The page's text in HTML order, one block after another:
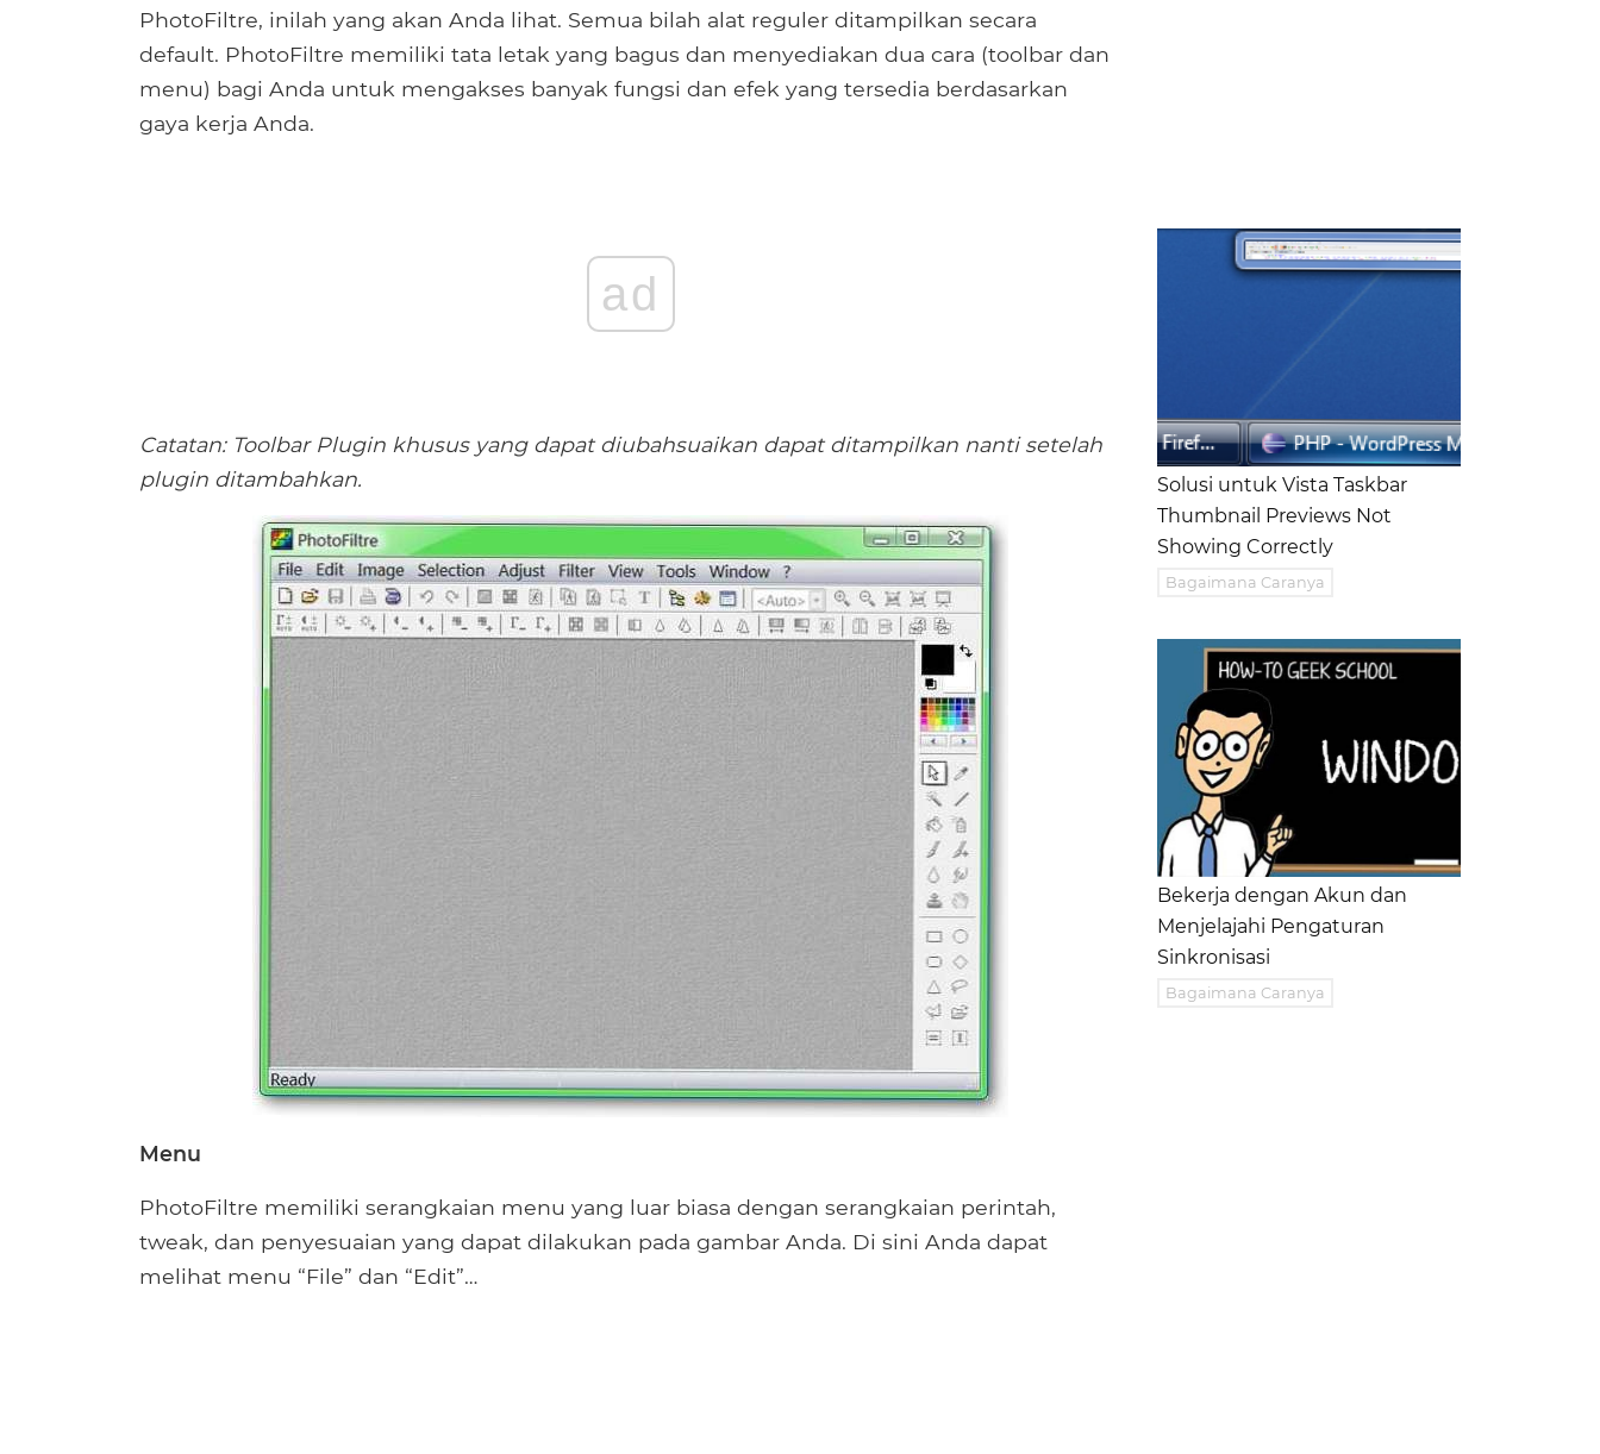
PhotoFiltre, inilah yang akan Anda lihat. Semua bilah alat reguler ditampilkan secara
default. PhotoFiltre memiliki tata letak yang bagus dan menyediakan dua cara (toolbar dan
menu) bagi Anda untuk mengakses banyak fungsi dan efek yang tersedia berdasarkan
gaya kerja Anda.
ad
Catatan: Toolbar Plugin khusus yang dapat diubahsuaikan dapat ditampilkan nanti setelah
plugin ditambahkan.
Menu
PhotoFiltre memiliki serangkaian menu yang luar biasa dengan serangkaian perintah,
tweak, dan penyesuaian yang dapat dilakukan pada gambar Anda. Di sini Anda dapat
melihat menu “File” dan “Edit”…
Solusi untuk Vista Taskbar
Thumbnail Previews Not
Showing Correctly
Bagaimana Caranya
Bekerja dengan Akun dan
Menjelajahi Pengaturan
Sinkronisasi
Bagaimana Caranya